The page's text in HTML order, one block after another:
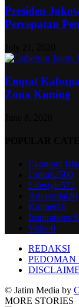
Presiden
Percepatan
Empat
Zona Kuning
Ekonomi
Umum2500
Lifestyle572
Advetorial26
Kuliner16
Inspirations
Video0
REDAKSI
PEDOMAN
© Jatim Media by
MORE STORIES